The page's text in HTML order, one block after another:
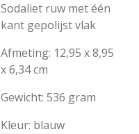
Sodaliet ruw met één
kant gepolijst vlak
Afmeting: 12,95 x 8,95
x 6,34 cm
Gewicht: 536 gram
Kleur: blauw